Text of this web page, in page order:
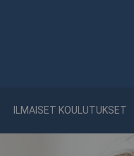
ILMAISET KOULUTUKSET